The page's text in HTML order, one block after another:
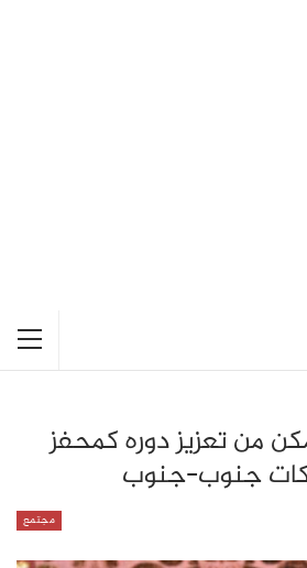
من تعزيز دوره كمحفز
جنوب-جنوب
مجتمع